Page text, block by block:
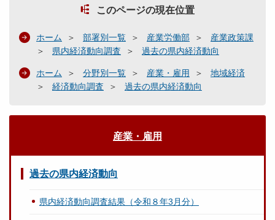
このページの現在位置
ホーム 部署別一覧 産業労働部
産業政策課
県内経済動向調査
過去の県内経済動向
ホーム 分野別一覧 産業・雇用
地域経済
経済動向調査
過去の県内経済動向
産業・雇用
過去の県内経済動向
県内経済動向調査結果（令和８年3月分）